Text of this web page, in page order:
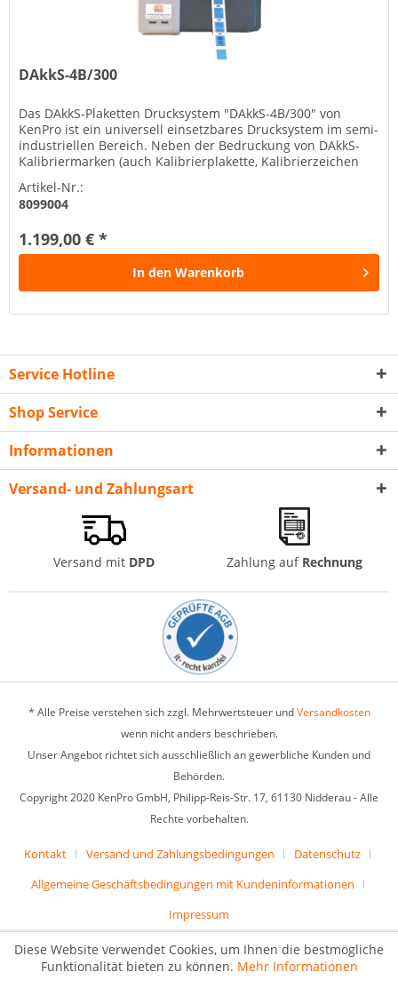
DAkkS-4B/300
Das DAkkS-Plaketten Drucksystem "DAkkS-4B/300" von
KenPro ist ein universell einsetzbares Drucksystem im semi-
industriellen Bereich. Neben der Bedruckung von DAkkS-
Kalibriermarken (auch Kalibrierplakette, Kalibrierzeichen
Artikel-Nr.:
8099004
1.199,00 € *
In den Warenkorb
Service Hotline
Shop Service
Informationen
Versand- und Zahlungsart
Versand mit DPD Zahlung auf Rechnung
* Alle Preise verstehen sich zzgl. Mehrwertsteuer undVersandkosten
wenn nicht anders beschrieben.
Unser Angebot richtet sich ausschließlich an gewerbliche Kunden und
Behörden.
Copyright 2020 KenPro GmbH, Philipp-Reis-Str. 17, 61130 Nidderau - Alle
Rechte vorbehalten.
Kontakt Versand und Zahlungsbedingungen
Datenschutz
Allgemeine Geschäftsbedingungen mit Kundeninformationen
Impressum
Diese Website verwendet Cookies, um Ihnen die bestmögliche
Funktionalität bieten zu können. Mehr Informationen